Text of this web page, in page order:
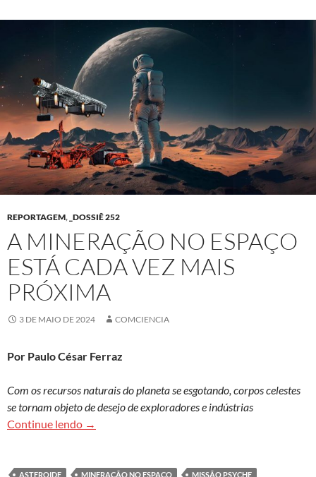
REPORTAGEM, _DOSSIÊ 252
A MINERAÇÃO NO ESPAÇO
ESTÁ CADA VEZ MAIS
PRÓXIMA
3 DE MAIO DE 2024 COMCIENCIA
Por Paulo César Ferraz
Com os recursos naturais do planeta se esgotando, corpos celestes
se tornam objeto de desejo de exploradores e indústrias
Continue lendo A mineração no espaço está cada vez mais
→
ASTEROIDE MINERAÇÃO NO ESPAÇO
MISSÃO PSYCHE